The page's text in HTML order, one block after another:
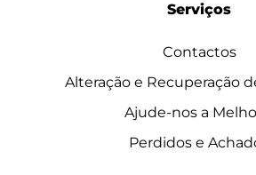
Serviços
Contactos
Alteração e Recuperação
Ajude-nos a
Perdidos e